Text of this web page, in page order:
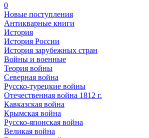
0
Новые поступления
Антикварные книги
История
История России
История зарубежных стран
Войны и военные
Теория войны
Северная война
Русско-турецкие войны
Отечественная война 1812 г.
Кавказская война
Крымская война
Русско-японская война
Великая война